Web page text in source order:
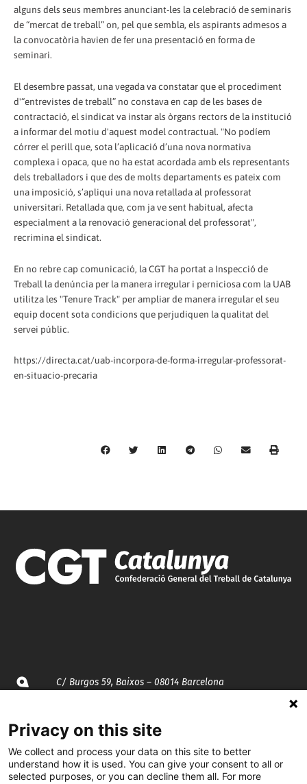
alguns dels seus membres anunciant-les la celebració de seminaris
de “mercat de treball” on, pel que sembla, els aspirants admesos a
la convocatòria havien de fer una presentació en forma de
seminari.
El desembre passat, una vegada va constatar que el procediment
d'“entrevistes de treball” no constava en cap de les bases de
contractació, el sindicat va instar als òrgans rectors de la institució
a informar del motiu d'aquest model contractual. "No podíem
córrer el perill que, sota l’aplicació d’una nova normativa
complexa i opaca, que no ha estat acordada amb els representants
dels treballadors i que des de molts departaments es pateix com
una imposició, s’apliqui una nova retallada al professorat
universitari. Retallada que, com ja ve sent habitual, afecta
especialment a la renovació generacional del professorat",
recrimina el sindicat.
En no rebre cap comunicació, la CGT ha portat a Inspecció de
Treball la denúncia per la manera irregular i perniciosa com la UAB
utilitza les "Tenure Track" per ampliar de manera irregular el seu
equip docent sota condicions que perjudiquen la qualitat del
servei públic.
https://directa.cat/uab-incorpora-de-forma-irregular-professorat-
en-situacio-precaria
C/ Burgos 59, Baixos – 08014 Barcelona
935 120 481
Privacy on this site
We collect and process your data on this site to better
understand how it is used. You can give your consent to all or
selected purposes, or you can decline them all. For more